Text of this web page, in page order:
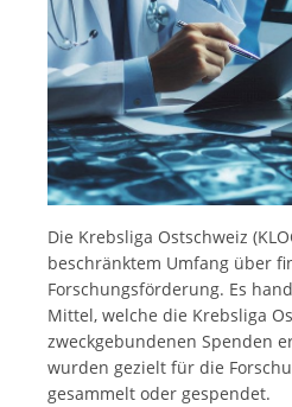
Die Krebsliga Ostschweiz
beschränktem Umfang über
Forschungsförderung. Es
Mittel, welche die Krebsliga
zweckgebundenen Spenden
wurden gezielt für die
gesammelt oder gespendet.